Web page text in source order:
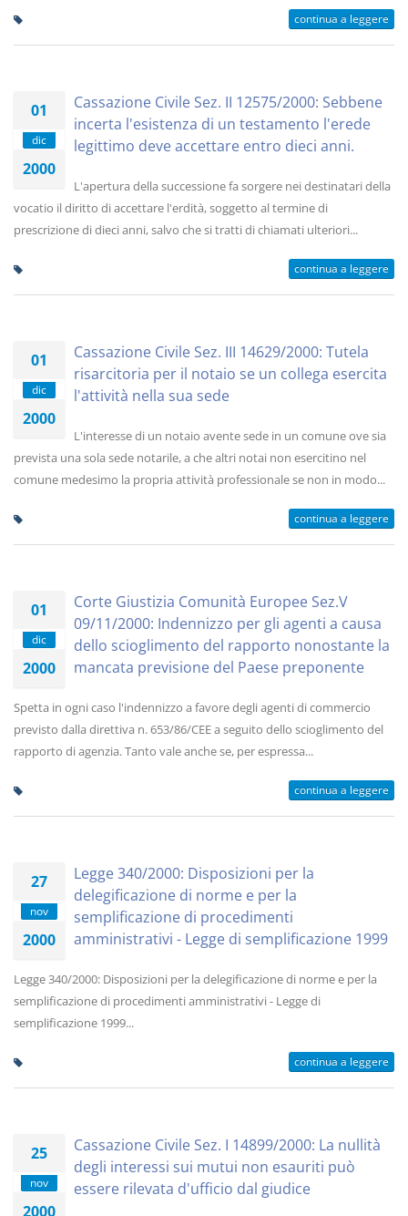
continua a leggere
01
dic
2000
Cassazione Civile Sez. II 12575/2000: Sebbene
incerta l'esistenza di un testamento l'erede
legittimo deve accettare entro dieci anni.
L'apertura della successione fa sorgere nei destinatari della
vocatio il diritto di accettare l'erdità, soggetto al termine di
prescrizione di dieci anni, salvo che si tratti di chiamati ulteriori...
continua a leggere
01
dic
2000
Cassazione Civile Sez. III 14629/2000: Tutela
risarcitoria per il notaio se un collega esercita
l'attività nella sua sede
L'interesse di un notaio avente sede in un comune ove sia
prevista una sola sede notarile, a che altri notai non esercitino nel
comune medesimo la propria attività professionale se non in modo...
continua a leggere
01
dic
2000
Corte Giustizia Comunità Europee Sez.V
09/11/2000: Indennizzo per gli agenti a causa
dello scioglimento del rapporto nonostante la
mancata previsione del Paese preponente
Spetta in ogni caso l'indennizzo a favore degli agenti di commercio
previsto dalla direttiva n. 653/86/CEE a seguito dello scioglimento del
rapporto di agenzia. Tanto vale anche se, per espressa...
continua a leggere
27
nov
2000
Legge 340/2000: Disposizioni per la
delegificazione di norme e per la
semplificazione di procedimenti
amministrativi - Legge di semplificazione 1999
Legge 340/2000: Disposizioni per la delegificazione di norme e per la
semplificazione di procedimenti amministrativi - Legge di
semplificazione 1999...
continua a leggere
25
nov
2000
Cassazione Civile Sez. I 14899/2000: La nullità
degli interessi sui mutui non esauriti può
essere rilevata d'ufficio dal giudice